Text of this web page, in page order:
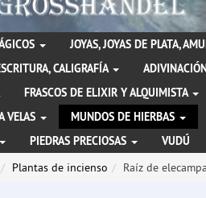
JOYAS, JOYAS DE PLATA,
CALIGRAFÍA
FRASCOS DE ELIXIR Y ALQUIMISTA
VELAS
MUNDOS DE HIERBAS
PIEDRAS PRECIOSAS VUDÚ
Plantas de incienso Raíz de